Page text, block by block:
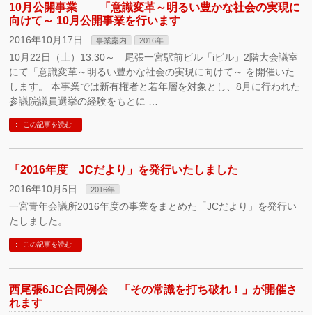
10月公開事業 「意識変革～明るい豊かな社会の実現に
向けて～ 10月公開事業を行います
2016年10月17日 事業案内 2016年
10月22日（土）13:30～ 尾張一宮駅前ビル「iビル」2階大会議室
にて「意識変革～明るい豊かな社会の実現に向けて～ を開催いた
します。 本事業では新有権者と若年層を対象とし、8月に行われた
参議院議員選挙の経験をもとに …
この記事を読む
「2016年度 JCだより」を発行いたしました
2016年10月5日 2016年
一宮青年会議所2016年度の事業をまとめた「JCだより」を発行い
たしました。
この記事を読む
西尾張6JC合同例会 「その常識を打ち破れ！」が開催さ
れます